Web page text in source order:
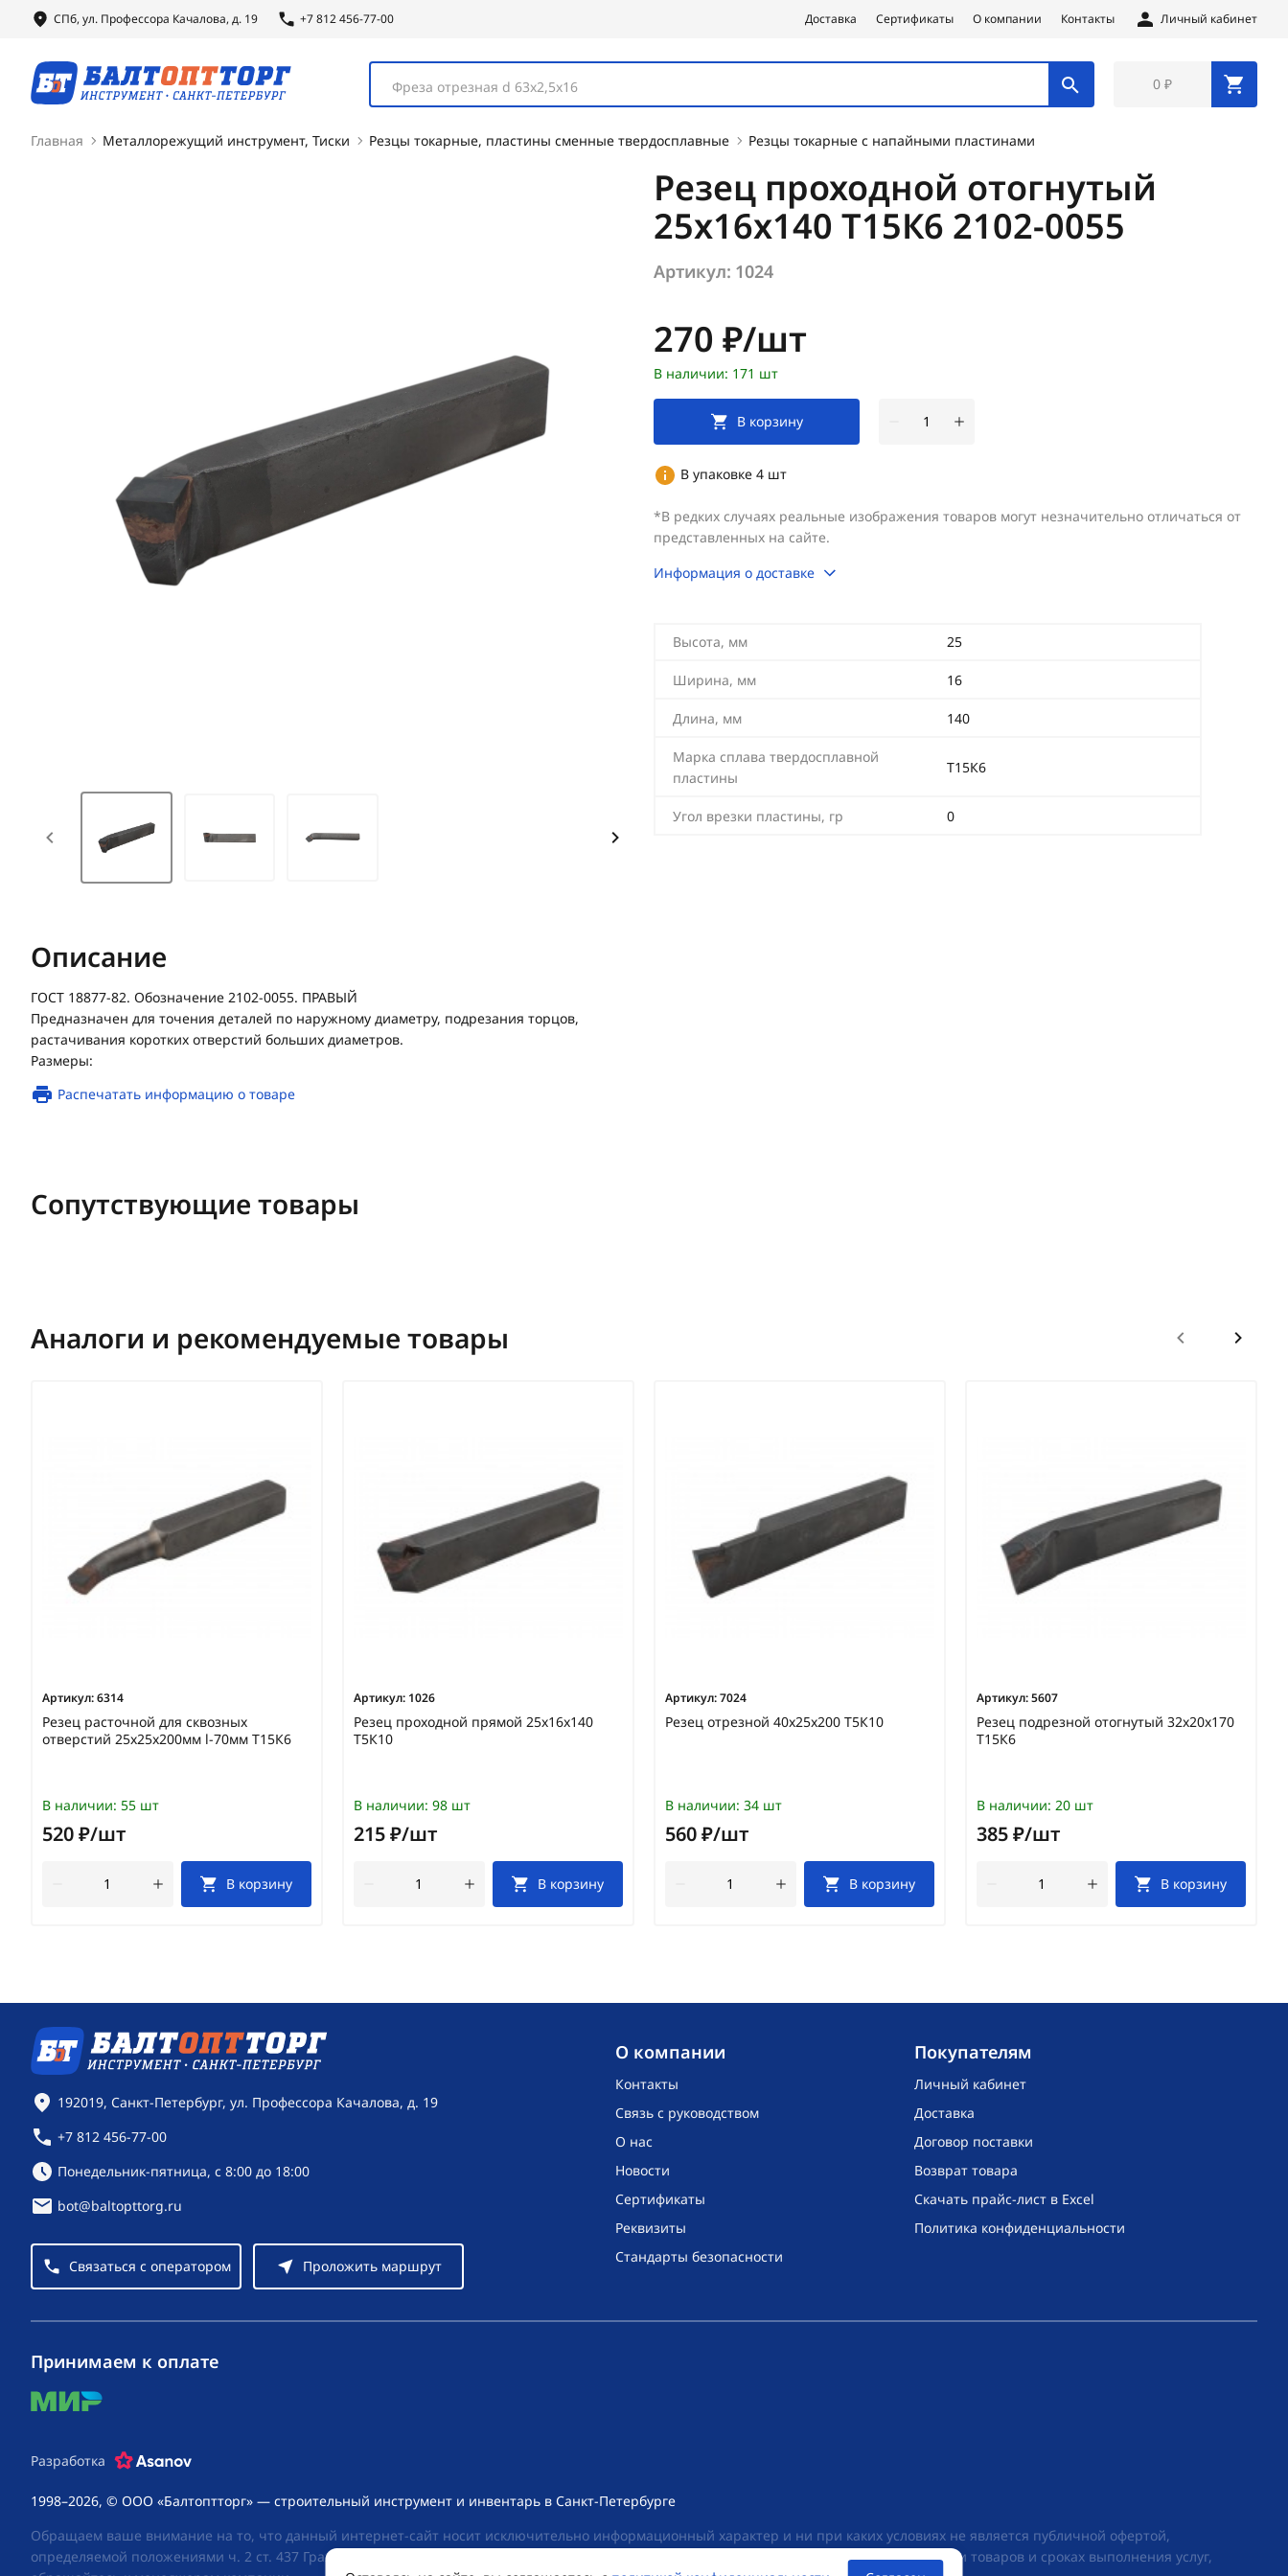
СПб, ул. Профессора Качалова, д. 19 +7 812 456-77-00 Доставка Сертификаты О компании Контакты Личный кабинет
Фреза отрезная d 63х2,5х16 0 ₽
Главная Металлорежущий инструмент, Тиски Резцы токарные, пластины сменные твердосплавные Резцы токарные с напайными пластинами
Резец проходной отогнутый
25х16х140 Т15К6 2102-0055
Артикул: 1024
Цена:
270 ₽/шт
В наличии: 171 шт
В корзину
В упаковке 4 шт
*В редких случаях реальные изображения товаров могут незначительно отличаться от
представленных на сайте.
Информация о доставке
Высота, мм 25
Ширина, мм 16
Длина, мм 140
Марка сплава твердосплавной
пластины
Т15К6
Угол врезки пластины, гр 0
Описание
ГОСТ 18877-82. Обозначение 2102-0055. ПРАВЫЙ
Предназначен для точения деталей по наружному диаметру, подрезания торцов,
растачивания коротких отверстий больших диаметров.
Размеры:
Распечатать информацию о товаре
Сопутствующие товары
Аналоги и рекомендуемые товары
Артикул:6314
Резец расточной для сквозных
отверстий 25х25х200мм l-70мм Т15К6
В наличии: 55 шт
520 ₽/шт
В корзину
Артикул: 1026
Резец проходной прямой 25х16х140
Т5К10
В наличии: 98 шт
215 ₽/шт
В корзину
Артикул:7024
Резец отрезной 40х25х200 Т5К10
В наличии: 34 шт
560 ₽/шт
В корзину
Артикул:5607
Резец подрезной отогнутый 32х20х170
Т15К6
В наличии: 20 шт
385 ₽/шт
В корзину
O компании
Контакты
Связь с руководством
О нас
Новости
Сертификаты
Реквизиты
Стандарты безопасности
Покупателям
Личный кабинет
Доставка
Договор поставки
Возврат товара
Скачать прайс-лист в Excel
Политика конфиденциальности
Контактная информация
192019, Санкт-Петербург, ул. Профессора Качалова, д. 19
+7 812 456-77-00
Режим работы:
Понедельник-пятница, с 8:00 до 18:00
bot@baltopttorg.ru
Связаться с оператором Проложить маршрут
1998–2026, © ООО «Балтоптторг» — строительный инструмент и инвентарь в Санкт-Петербурге
Обращаем ваше внимание на то, что данный интернет-сайт носит исключительно информационный характер и ни при каких условиях не является публичной офертой,
определяемой положениями ч. 2 ст. 437 Гражданского кодекса Российской Федерации. Для получения подробной информации о стоимости товаров и сроках выполнения услуг,
Принимаем к оплате
mir
Разработка